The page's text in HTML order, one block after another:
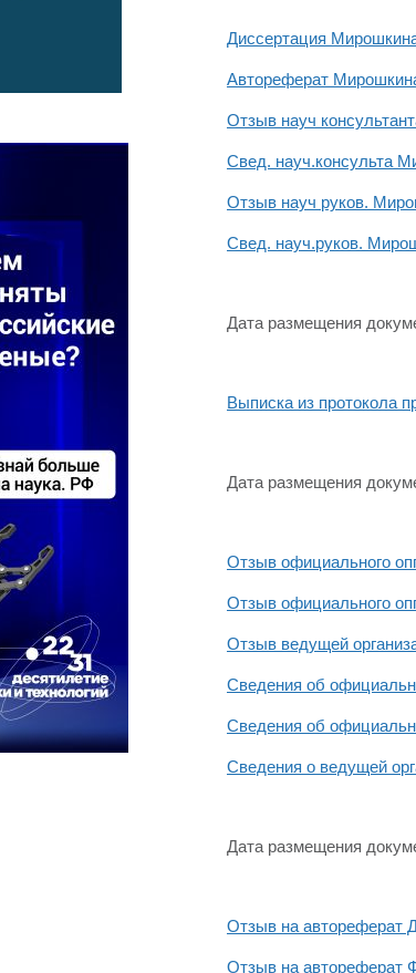
Диссертация
Автореферат
Отзыв науч
Свед. науч.консульта
Отзыв науч руков.
Свед. науч.руков.
Дата размещения
Выписка из протокола
Дата размещения
Отзыв официального
Отзыв официального
Отзыв ведущей
Сведения об
Сведения об
Сведения о ведущей
Дата размещения
Отзыв на автореферат
Отзыв на автореферат